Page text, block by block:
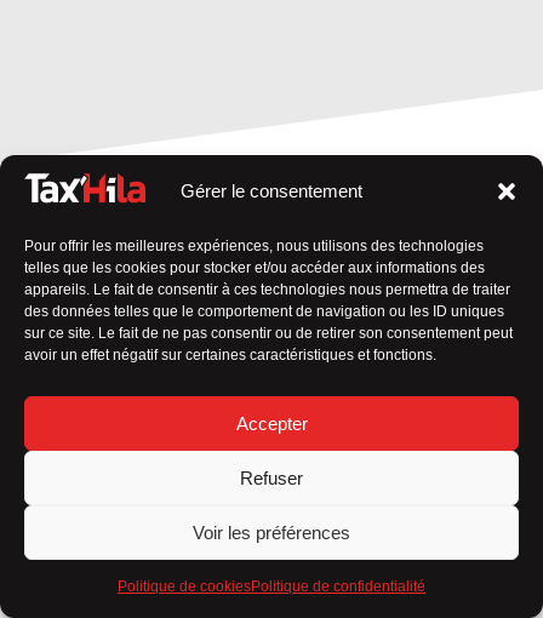
Gérer le consentement
Pour offrir les meilleures expériences, nous utilisons des technologies
telles que les cookies pour stocker et/ou accéder aux informations des
appareils. Le fait de consentir à ces technologies nous permettra de traiter
des données telles que le comportement de navigation ou les ID uniques
sur ce site. Le fait de ne pas consentir ou de retirer son consentement peut
avoir un effet négatif sur certaines caractéristiques et fonctions.
Accepter
Refuser
Voir les préférences
Politique de cookiesPolitique de confidentialité